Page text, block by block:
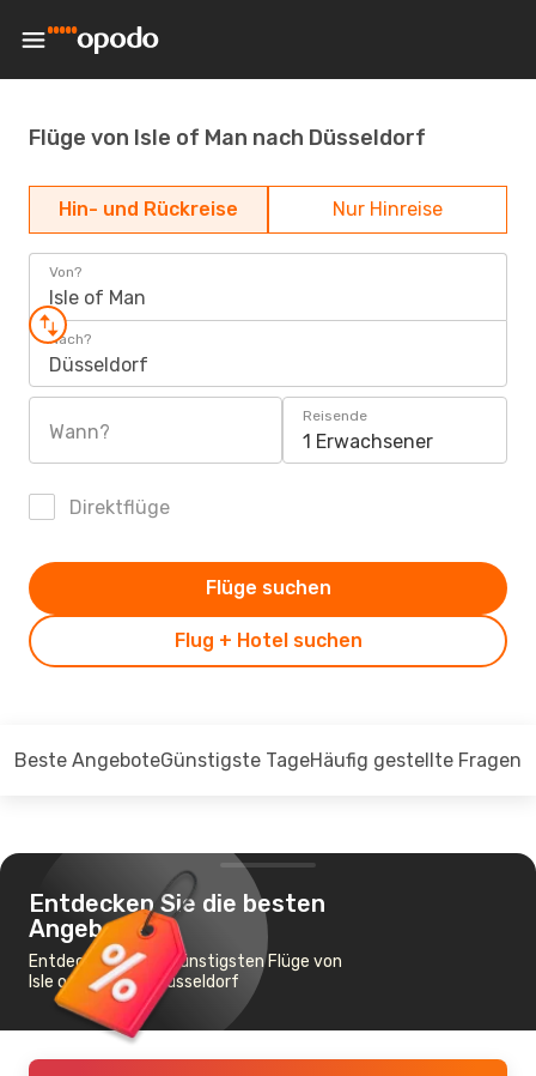
Flüge von Isle of Man nach Düsseldorf
Hin- und Rückreise Nur Hinreise
Von?
Isle of Man
Nach?
Düsseldorf
Wann?
Reisende
1 Erwachsener
Direktflüge
Flug + Hotel suchen
Flüge suchen
Beste AngeboteGünstigste TageHäufig gestellte Fragen
Entdecken Sie die besten
Angebote
Entdecken Sie die günstigsten Flüge von
Isle of Man nach Düsseldorf